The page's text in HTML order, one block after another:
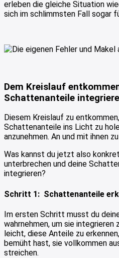
erleben die gleiche Situation
sich im schlimmsten Fall sogar
Dem Kreislauf
Schattenanteile
Diesem Kreislauf zu
Schattenanteile ins Licht zu
anzunehmen. An und mit ihnen
Was kannst du jetzt also
unterbrechen und deine
integrieren?
Schritt 1: Schattenanteile
Im ersten Schritt musst du
wahrnehmen, um sie integrieren
leicht, diese Anteile zu
bemüht hast, sie vollkommen
streichen.